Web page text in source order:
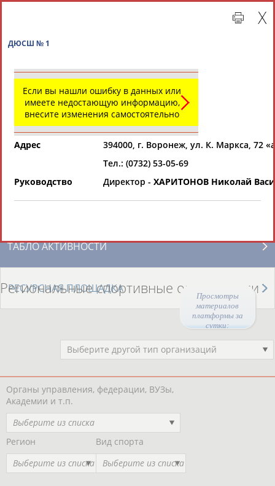
Просмотры
материалов
платформы за
сутки:
Региональные спортивные организации
СВОДНЫЕ ИНДЕКСЫ
ТАБЛО АКТИВНОСТИ
РЕСУРСНАЯ ПЛОЩАДКА
Региональные спортивные организации
Выберите другой тип организаций
Органы управления, федерации, ВУЗы,
Академии и т.п.
Выберите из списка
Регион
Выберите из списка
Вид спорта
Выберите из списка
Если вы нашли ошибку в данных или
имеете недостающую информацию,
внесите изменения самостоятельно
Адрес
394000, г. Воронеж, ул. К. Маркса, 72
Тел.: (0732) 53-05-69
Руководство
Директор - ХАРИТОНОВ Николай